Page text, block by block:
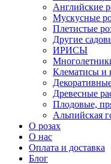
Английские
Мускусные
Плетистые
Другие
ИРИСЫ
Клематисы и
Древесные
Плодовые,
Альпийская
О розах
О нас
Оплата и доставка
Блог